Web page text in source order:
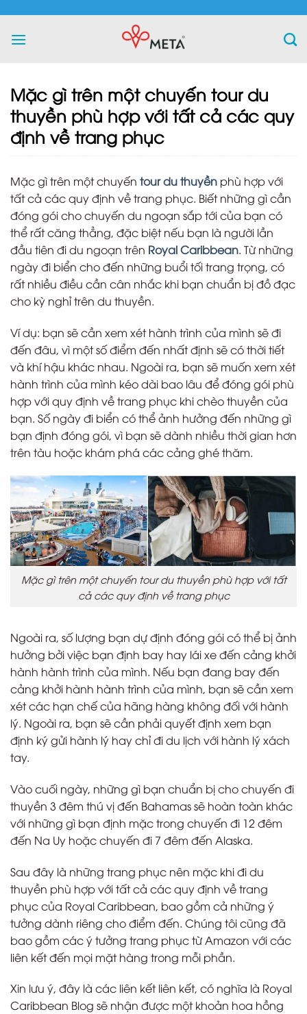
content
Mặc gì trên một chuyến tour du
thuyền phù hợp với tất cả các quy
định về trang phục
Mặc gì trên một chuyến tour du thuyền phù hợp với
tất cả các quy định về trang phục. Biết những gì cần
đóng gói cho chuyến du ngoạn sắp tới của bạn có
thể rất căng thẳng, đặc biệt nếu bạn là người lần
đầu tiên đi du ngoạn trên Royal Caribbean. Từ những
ngày đi biển cho đến những buổi tối trang trọng, có
rất nhiều điều cần cân nhắc khi bạn chuẩn bị đồ đạc
cho kỳ nghỉ trên du thuyền.
Ví dụ: bạn sẽ cần xem xét hành trình của mình sẽ đi
đến đâu, vì một số điểm đến nhất định sẽ có thời tiết
và khí hậu khác nhau. Ngoài ra, bạn sẽ muốn xem xét
hành trình của mình kéo dài bao lâu để đóng gói phù
hợp với quy định về trang phục khi chèo thuyền của
bạn. Số ngày đi biển có thể ảnh hưởng đến những gì
bạn định đóng gói, vì bạn sẽ dành nhiều thời gian hơn
trên tàu hoặc khám phá các cảng ghé thăm.
Mặc gì trên một chuyến tour du thuyền phù hợp với tất
cả các quy định về trang phục
Ngoài ra, số lượng bạn dự định đóng gói có thể bị ảnh
hưởng bởi việc bạn định bay hay lái xe đến cảng khởi
hành hành trình của mình. Nếu bạn đang bay đến
cảng khởi hành hành trình của mình, bạn sẽ cần xem
xét các hạn chế của hãng hàng không đối với hành
lý. Ngoài ra, bạn sẽ cần phải quyết định xem bạn
định ký gửi hành lý hay chỉ đi du lịch với hành lý xách
tay.
Vào cuối ngày, những gì bạn chuẩn bị cho chuyến đi
thuyền 3 đêm thú vị đến Bahamas sẽ hoàn toàn khác
với những gì bạn định mặc trong chuyến đi 12 đêm
đến Na Uy hoặc chuyến đi 7 đêm đến Alaska.
Sau đây là những trang phục nên mặc khi đi du
thuyền phù hợp với tất cả các quy định về trang
phục của Royal Caribbean, bao gồm cả những ý
tưởng dành riêng cho điểm đến. Chúng tôi cũng đã
bao gồm các ý tưởng trang phục từ Amazon với các
liên kết đến mọi mặt hàng trong mỗi phần.
Xin lưu ý, đây là các liên kết liên kết, có nghĩa là Royal
Caribbean Blog sẽ nhận được một khoản hoa hồng